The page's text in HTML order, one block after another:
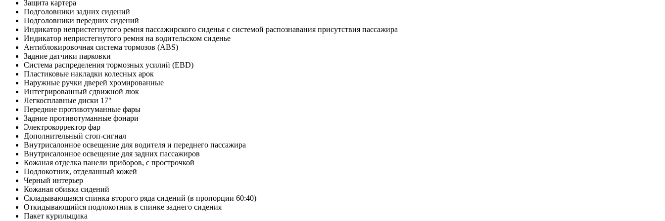
Защита картера
Подголовники задних сидений
Подголовники передних сидений
Индикатор непристегнутого ремня пассажирского сиденья с системой распознавания присутствия пассажира
Индикатор непристегнутого ремня на водительском сиденье
Антиблокировочная система тормозов (ABS)
Задние датчики парковки
Система распределения тормозных усилий (EBD)
Пластиковые накладки колесных арок
Наружные ручки дверей хромированные
Интегрированный сдвижной люк
Легкосплавные диски 17"
Передние противотуманные фары
Задние противотуманные фонари
Электрокорректор фар
Дополнительный стоп-сигнал
Внутрисалонное освещение для водителя и переднего пассажира
Внутрисалонное освещение для задних пассажиров
Кожаная отделка панели приборов, с прострочкой
Подлокотник, отделанный кожей
Черный интерьер
Кожаная обивка сидений
Складывающаяся спинка второго ряда сидений (в пропорции 60:40)
Откидывающийся подлокотник в спинке заднего сидения
Пакет курильщика